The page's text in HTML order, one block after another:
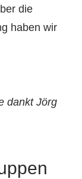
die
haben wir
dankt Jörg